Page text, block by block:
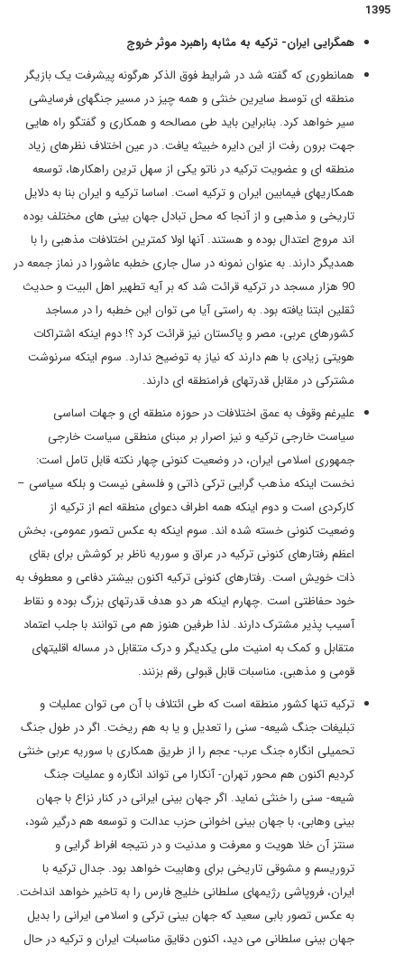
1395
همگرایی ایران- ترکیه به مثابه راهبرد موثر خروج
همانطوری که گفته شد در شرایط فوق الذکر هرگونه پیشرفت یک بازیگر
منطقه ای توسط سایرین خنثی و همه چیز در مسیر جنگهای فرسایشی
سیر خواهد کرد. بنابراین باید طی مصالحه و همکاری و گفتگو راه هایی
جهت برون رفت از این دایره خبیثه یافت. در عین اختلاف نظرهای زیاد
منطقه ای و عضویت ترکیه در ناتو یکی از سهل ترین راهکارها، توسعه
همکاریهای فیمابین ایران و ترکیه است. اساسا ترکیه و ایران بنا به دلایل
تاریخی و مذهبی و از آنجا که محل تبادل جهان بینی های مختلف بوده
اند مروج اعتدال بوده و هستند. آنها اولا کمترین اختلافات مذهبی را با
همدیگر دارند. به عنوان نمونه در سال جاری خطبه عاشورا در نماز جمعه در
90 هزار مسجد در ترکیه قرائت شد که بر آیه تطهیر اهل البیت و حدیث
ثقلین ابتنا یافته بود. به راستی آیا می توان این خطبه را در مساجد
کشورهای عربی، مصر و پاکستان نیز قرائت کرد ؟! دوم اینکه اشتراکات
هویتی زیادی با هم دارند که نیاز به توضیح ندارد. سوم اینکه سرنوشت
مشترکی در مقابل قدرتهای فرامنطقه ای دارند.
علیرغم وقوف به عمق اختلافات در حوزه منطقه ای و جهات اساسی
سیاست خارجی ترکیه و نیز اصرار بر مبنای منطقی سیاست خارجی
جمهوری اسلامی ایران، در وضعیت کنونی چهار نکته قابل تامل است:
نخست اینکه مذهب گرایی ترکی ذاتی و فلسفی نیست و بلکه سیاسی –
کارکردی است و دوم اینکه همه اطراف دعوای منطقه اعم از ترکیه از
وضعیت کنونی خسته شده اند. سوم اینکه به عکس تصور عمومی، بخش
اعظم رفتارهای کنونی ترکیه در عراق و سوریه ناظر بر کوشش برای بقای
ذات خویش است. رفتارهای کنونی ترکیه اکنون بیشتر دفاعی و معطوف به
خود حفاظتی است .چهارم اینکه هر دو هدف قدرتهای بزرگ بوده و نقاط
آسیب پذیر مشترک دارند. لذا طرفین هنوز هم می توانند با جلب اعتماد
متقابل و کمک به امنیت ملی یکدیگر و درک متقابل در مساله اقلیتهای
قومی و مذهبی، مناسبات قابل قبولی رقم بزنند.
ترکیه تنها کشور منطقه است که طی ائتلاف با آن می توان عملیات و
تبلیغات جنگ شیعه- سنی را تعدیل و یا به هم ریخت. اگر در طول جنگ
تحمیلی انگاره جنگ عرب- عجم را از طریق همکاری با سوریه عربی خنثی
کردیم اکنون هم محور تهران- آنکارا می تواند انگاره و عملیات جنگ
شیعه- سنی را خنثی نماید. اگر جهان بینی ایرانی در کنار نزاع با جهان
بینی وهابی، با جهان بینی اخوانی حزب عدالت و توسعه هم درگیر شود،
سنتز آن خلا هویت و معرفت و مدنیت و در نتیجه افراط گرایی و
تروریسم و مشوقی تاریخی برای وهابیت خواهد بود. جدال ترکیه با
ایران، فروپاشی رژیمهای سلطانی خلیج فارس را به تاخیر خواهد انداخت.
به عکس تصور بابی سعید که جهان بینی ترکی و اسلامی ایرانی را بدیل
جهان بینی سلطانی می دید، اکنون دقایق مناسبات ایران و ترکیه در حال